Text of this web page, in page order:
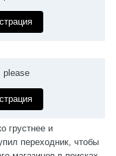
please
грустнее и
переходник, чтобы